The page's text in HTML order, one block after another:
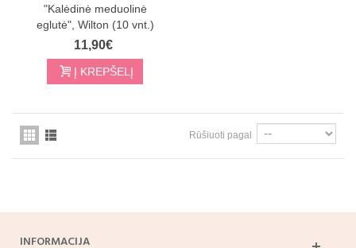
"Kalėdinė meduolinė
eglutė", Wilton (10 vnt.)
11,90€
Į KREPŠELĮ
Rūšiuoti pagal
INFORMACIJA